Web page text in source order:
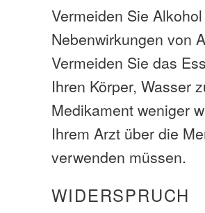
Vermeiden Sie
Nebenwirkungen von
Vermeiden Sie das
Ihren Körper, Wasser
Medikament weniger
Ihrem Arzt über die
verwenden müssen.
WIDERSPRUCH